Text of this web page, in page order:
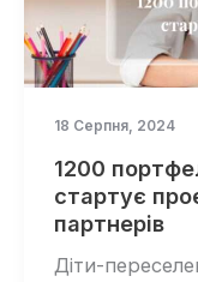
18 Серпня, 2024
1200
стартує
партнерів
Діти-